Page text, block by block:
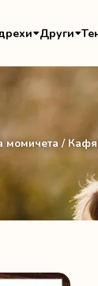
Други
момичета /